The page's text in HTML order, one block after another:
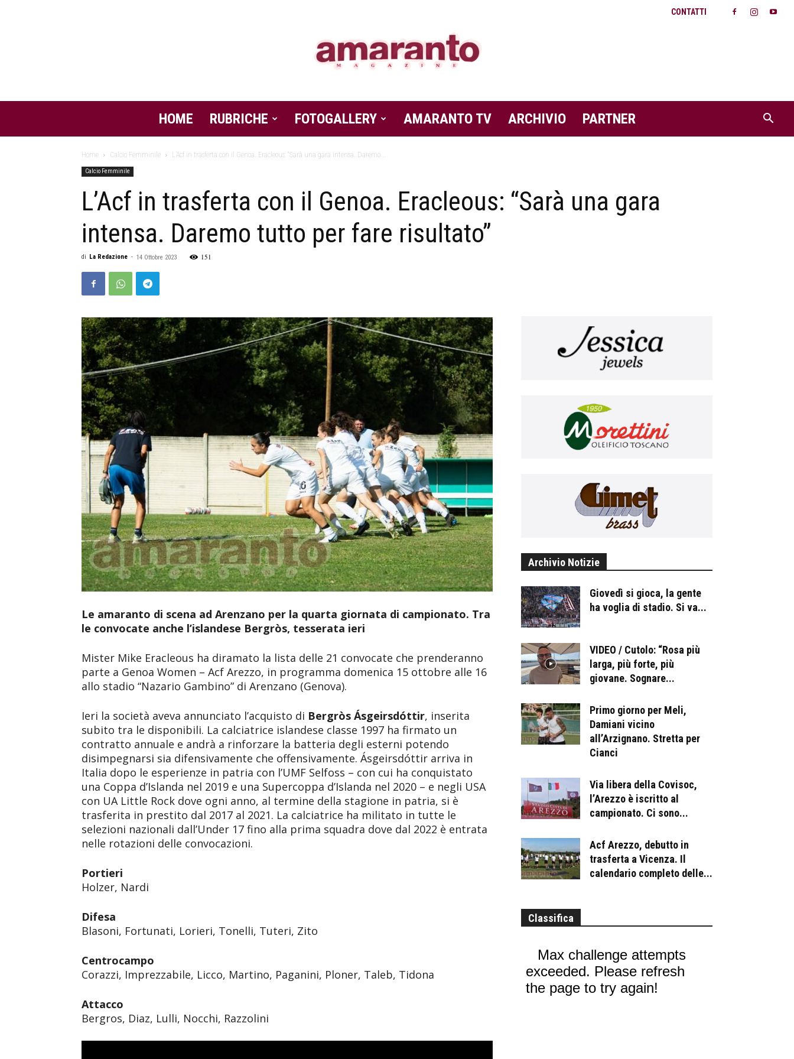
CONTATTI
Amaranto
Magazine
HOME RUBRICHE FOTOGALLERY AMARANTO TV ARCHIVIO PARTNER
Home Calcio Femminile L’Acf in trasferta con il Genoa. Eracleous: “Sarà una gara intensa. Daremo...
Calcio Femminile
L’Acf in trasferta con il Genoa. Eracleous: “Sarà una gara
intensa. Daremo tutto per fare risultato”
di La Redazione - 14 Ottobre 2023 151
Le amaranto di scena ad Arenzano per la quarta giornata di campionato. Tra
le convocate anche l’islandese Bergròs, tesserata ieri
Mister Mike Eracleous ha diramato la lista delle 21 convocate che prenderanno
parte a Genoa Women – Acf Arezzo, in programma domenica 15 ottobre alle 16
allo stadio “Nazario Gambino” di Arenzano (Genova).
Ieri la società aveva annunciato l’acquisto di Bergròs Ásgeirsdóttir, inserita
subito tra le disponibili. La calciatrice islandese classe 1997 ha firmato un
contratto annuale e andrà a rinforzare la batteria degli esterni potendo
disimpegnarsi sia difensivamente che offensivamente. Ásgeirsdóttir arriva in
Italia dopo le esperienze in patria con l’UMF Selfoss – con cui ha conquistato
una Coppa d’Islanda nel 2019 e una Supercoppa d’Islanda nel 2020 – e negli USA
con UA Little Rock dove ogni anno, al termine della stagione in patria, si è
trasferita in prestito dal 2017 al 2021. La calciatrice ha militato in tutte le
selezioni nazionali dall’Under 17 fino alla prima squadra dove dal 2022 è entrata
nelle rotazioni delle convocazioni.
Portieri
Holzer, Nardi
Difesa
Blasoni, Fortunati, Lorieri, Tonelli, Tuteri, Zito
Centrocampo
Corazzi, Imprezzabile, Licco, Martino, Paganini, Ploner, Taleb, Tidona
Attacco
Bergros, Diaz, Lulli, Nocchi, Razzolini
Archivio Notizie
Giovedì si gioca, la gente
ha voglia di stadio. Si va...
VIDEO / Cutolo: “Rosa più
larga, più forte, più
giovane. Sognare...
Primo giorno per Meli,
Damiani vicino
all’Arzignano. Stretta per
Cianci
Via libera della Covisoc,
l’Arezzo è iscritto al
campionato. Ci sono...
Acf Arezzo, debutto in
trasferta a Vicenza. Il
calendario completo delle...
Classifica